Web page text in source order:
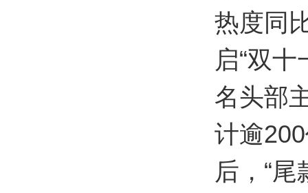
热度同
启“双
名头部
计逾
后，“